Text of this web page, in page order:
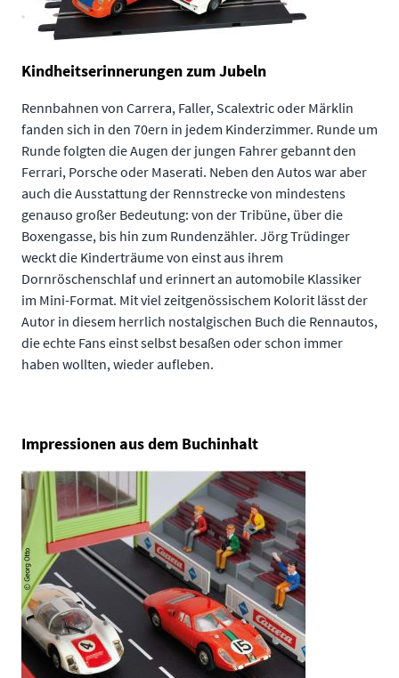
Kindheitserinnerungen zum Jubeln
Rennbahnen von Carrera, Faller, Scalextric oder Märklin
fanden sich in den 70ern in jedem Kinderzimmer. Runde um
Runde folgten die Augen der jungen Fahrer gebannt den
Ferrari, Porsche oder Maserati. Neben den Autos war aber
auch die Ausstattung der Rennstrecke von mindestens
genauso großer Bedeutung: von der Tribüne, über die
Boxengasse, bis hin zum Rundenzähler. Jörg Trüdinger
weckt die Kinderträume von einst aus ihrem
Dornröschenschlaf und erinnert an automobile Klassiker
im Mini-Format. Mit viel zeitgenössischem Kolorit lässt der
Autor in diesem herrlich nostalgischen Buch die Rennautos,
die echte Fans einst selbst besaßen oder schon immer
haben wollten, wieder aufleben.
Impressionen aus dem Buchinhalt